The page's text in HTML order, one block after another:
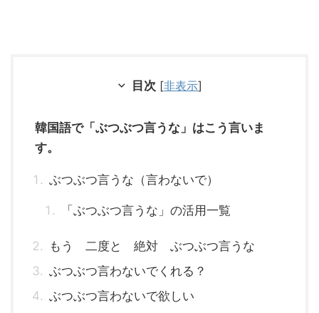
目次 [非表示]
韓国語で「ぶつぶつ言うな」はこう言いま
す。
ぶつぶつ言うな（言わないで）
「ぶつぶつ言うな」の活用一覧
もう 二度と 絶対 ぶつぶつ言うな
ぶつぶつ言わないでくれる？
ぶつぶつ言わないで欲しい